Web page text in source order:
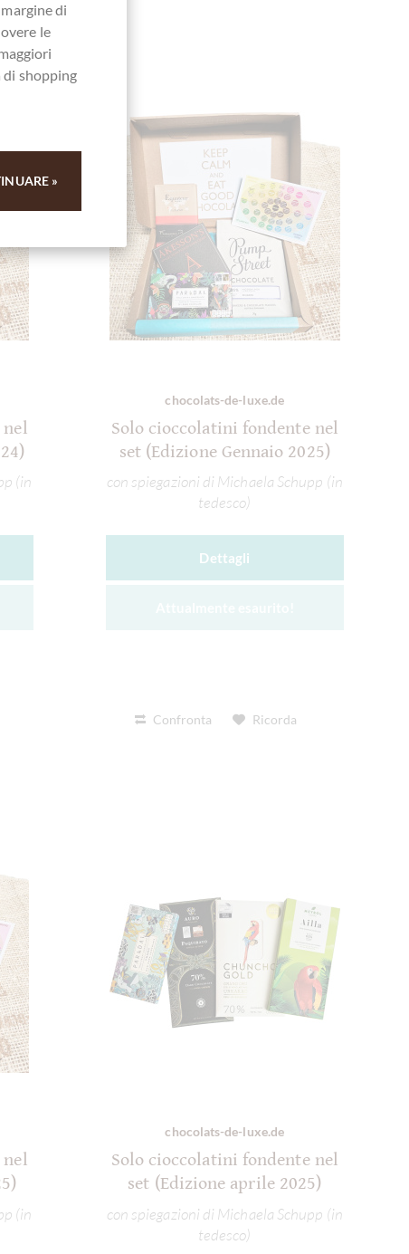
nel
(in
chocolats-de-luxe.de
Solo cioccolatini fondente nel
set (Edizione Gennaio 2025)
con spiegazioni di Michaela Schupp (in
tedesco)
Dettagli
Confronta Ricorda
nel
(in
chocolats-de-luxe.de
Solo cioccolatini fondente nel
set (Edizione aprile 2025)
con spiegazioni di Michaela Schupp (in
tedesco)
di
le
di shopping
»